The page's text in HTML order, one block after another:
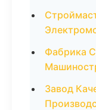
Фабрика
Завод